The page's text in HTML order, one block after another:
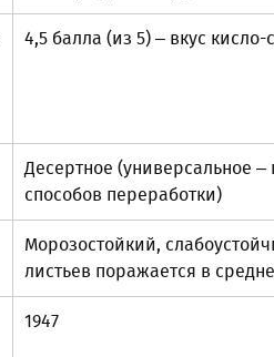
4,5 балла (из 5) – вкус
Десертное (универсальное
способов переработки)
Морозостойкий,
листьев поражается в
1947